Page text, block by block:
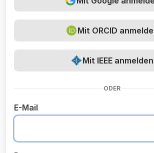
Mit ORCID
Mit IEEE anmelden
ODER
E-Mail